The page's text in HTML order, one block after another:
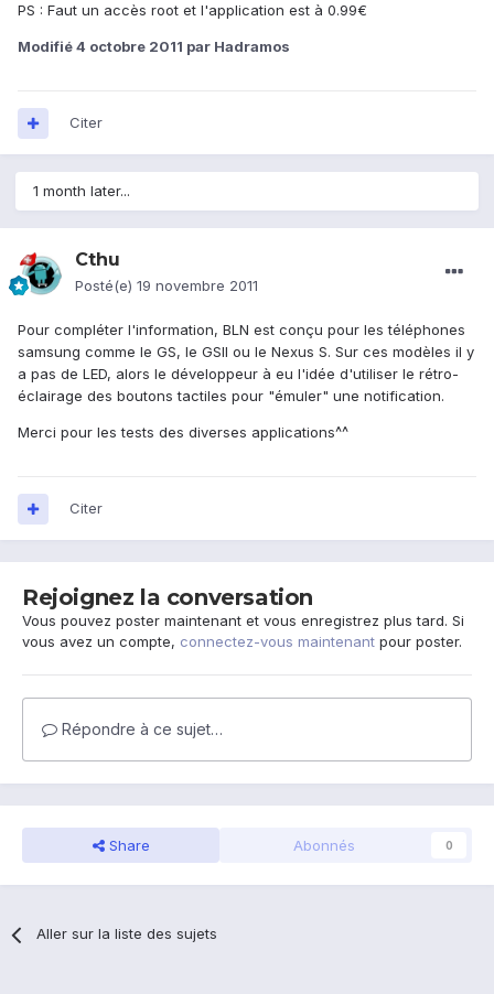
PS : Faut un accès root et l'application est à 0.99€
Modifié4 octobre 2011 par Hadramos
Citer
1 month later...
Cthu
Posté(e) 19 novembre 2011
Pour compléter l'information, BLN est conçu pour les téléphones
samsung comme le GS, le GSII ou le Nexus S. Sur ces modèles il y
a pas de LED, alors le développeur à eu l'idée d'utiliser le rétro-
éclairage des boutons tactiles pour "émuler" une notification.
Merci pour les tests des diverses applications^^
Citer
Rejoignez la conversation
Vous pouvez poster maintenant et vous enregistrez plus tard. Si
vous avez un compte, connectez-vous maintenant pour poster.
Répondre à ce sujet…
Share Abonnés 0
Aller sur la liste des sujets